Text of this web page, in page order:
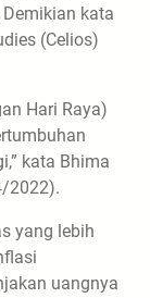
kata
(Celios)
Hari Raya)
kata Bhima
2022).
yang lebih
uangnya